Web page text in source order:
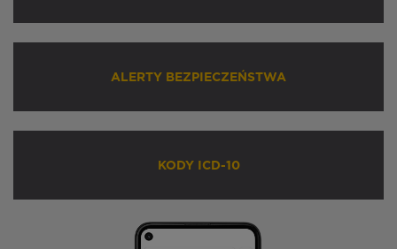
ALERTY BEZPIECZEŃSTWA
KODY ICD-10